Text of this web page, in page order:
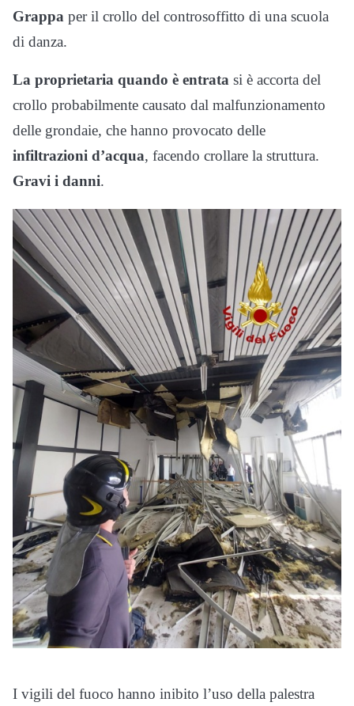
Grappa per il crollo del controsoffitto di una scuola
di danza.
La proprietaria quando è entrata si è accorta del
crollo probabilmente causato dal malfunzionamento
delle grondaie, che hanno provocato delle
infiltrazioni d’acqua, facendo crollare la struttura.
Gravi i danni.
I vigili del fuoco hanno inibito l’uso della palestra